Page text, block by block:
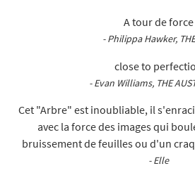
A tour de force
- Philippa Hawker,
close to
- Evan Williams, THE
Cet "Arbre" est inoubliable, il
avec la force des images qui
bruissement de feuilles ou d'un
- Elle